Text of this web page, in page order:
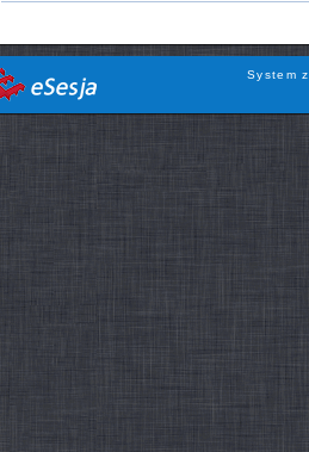
System